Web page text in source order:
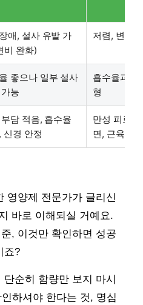
애, 설사 유발 가
비 완화)
저렴, 변비
좋으나 일부 설사
능
흡수율과
형
담 적음, 흡수율
신경 안정
만성 피로,
면, 근육 이
영양제 전문가가 글리신
바로 이해되실 거예요.
, 이것만 확인하면 성공
죠?
순히 함량만 보지 마시
인하셔야 한다는 것, 명심